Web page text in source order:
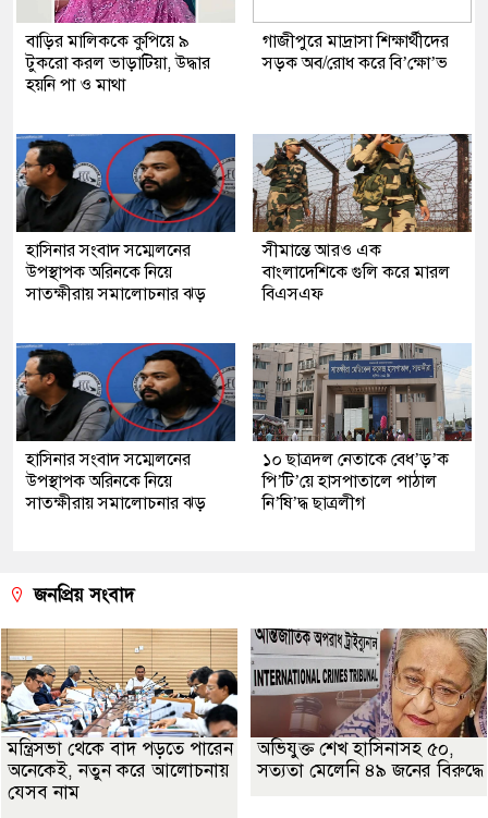
বাড়ির মালিককে কুপিয়ে ৯
টুকরো করল ভাড়াটিয়া, উদ্ধার
হয়নি পা ও মাথা
গাজীপুরে মাদ্রাসা শিক্ষার্থীদের
সড়ক অব/রোধ করে বি’ক্ষো’ভ
হাসিনার সংবাদ সম্মেলনের
উপস্থাপক অরিনকে নিয়ে
সাতক্ষীরায় সমালোচনার ঝড়
সীমান্তে আরও এক
বাংলাদেশিকে গুলি করে মারল
বিএসএফ
হাসিনার সংবাদ সম্মেলনের
উপস্থাপক অরিনকে নিয়ে
সাতক্ষীরায় সমালোচনার ঝড়
১০ ছাত্রদল নেতাকে বেধ’ড়’ক
পি’টি’য়ে হাসপাতালে পাঠাল
নি’ষি’দ্ধ ছাত্রলীগ
জনপ্রিয় সংবাদ
মন্ত্রিসভা থেকে বাদ পড়তে পারেন
অনেকেই, নতুন করে আলোচনায়
যেসব নাম
অভিযুক্ত শেখ হাসিনাসহ ৫০,
সত্যতা মেলেনি ৪৯ জনের বিরুদ্ধে